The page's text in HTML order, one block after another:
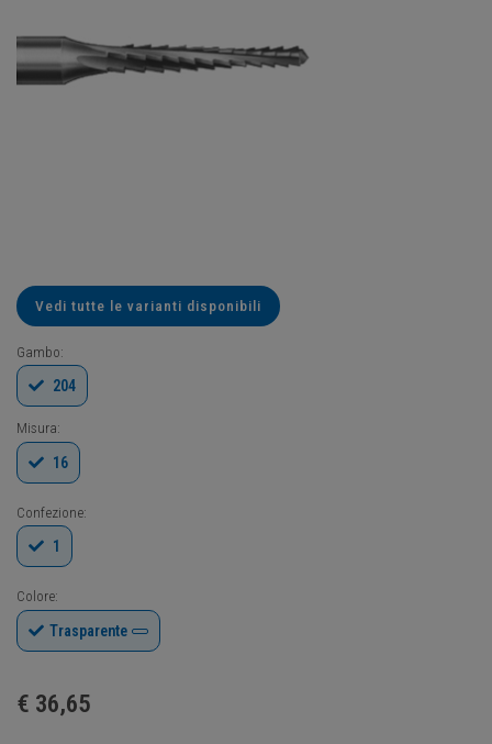
Vedi tutte le varianti disponibili
Gambo:
204
Misura:
16
Confezione:
1
Colore:
Trasparente
€ 36,65